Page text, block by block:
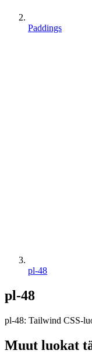
Paddings
pl-48
pl-48
pl-48: Tailwind CSS-
Muut luokat